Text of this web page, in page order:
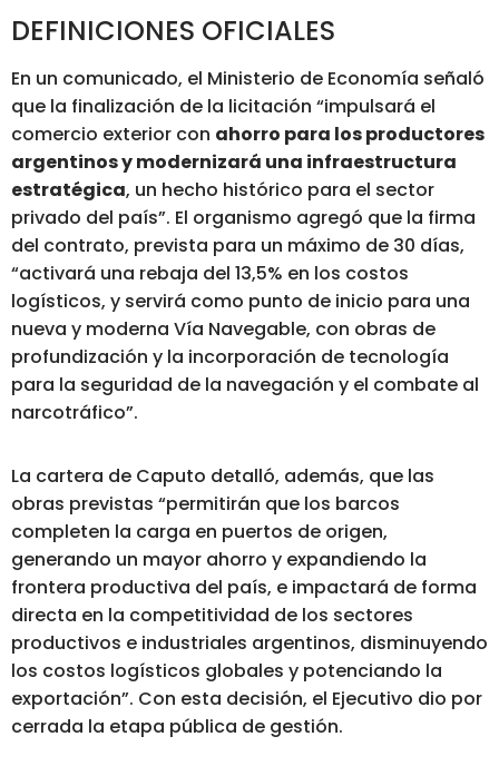
DEFINICIONES OFICIALES
En un comunicado, el Ministerio de Economía señaló
que la finalización de la licitación “impulsará el
comercio exterior con ahorro para los productores
argentinos y modernizará una infraestructura
estratégica, un hecho histórico para el sector
privado del país”. El organismo agregó que la firma
del contrato, prevista para un máximo de 30 días,
“activará una rebaja del 13,5% en los costos
logísticos, y servirá como punto de inicio para una
nueva y moderna Vía Navegable, con obras de
profundización y la incorporación de tecnología
para la seguridad de la navegación y el combate al
narcotráfico”.
La cartera de Caputo detalló, además, que las
obras previstas “permitirán que los barcos
completen la carga en puertos de origen,
generando un mayor ahorro y expandiendo la
frontera productiva del país, e impactará de forma
directa en la competitividad de los sectores
productivos e industriales argentinos, disminuyendo
los costos logísticos globales y potenciando la
exportación”. Con esta decisión, el Ejecutivo dio por
cerrada la etapa pública de gestión.